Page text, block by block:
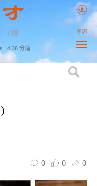
, 4:38 分鐘
簡體
0 0 0